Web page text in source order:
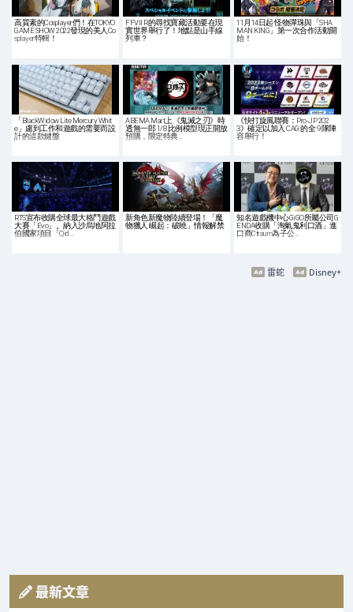
高質素的Cosplayer們！在TOKYO
GAME SHOW 2022發現的美人Co
splayer特輯！
FFVII R的尋找寶藏活動要在現
實世界舉行了！地點是山手線
列車？
11月14日起 怪物彈珠與「SHA
MAN KING」第一次合作活動開
始！
「BlackWidow Lite Mercury Whit
e」慮到工作和遊戲的需要而設
計的這款鍵盤
ABEMA Mart上《鬼滅之刃》時
透無一郎 1/8 比例模型現正開放
預購，限定特典…
《快打旋風聯賽：Pro-JP 202
3》確定以加入 CAG 的全 9 隊陣
容舉行！
RTS宣布收購全球最大格鬥遊戲
大賽「Evo」。納入沙烏地阿拉
伯國家項目「Qid…
新角色新魔物陸續登場！「魔
物獵人 崛起：破曉」情報解禁
知名遊戲機中心GiGO所屬公司G
ENDA收購「淘氣鬼利口酒」進
口商Ctraum為子公…
Disney+
雷蛇
最新文章